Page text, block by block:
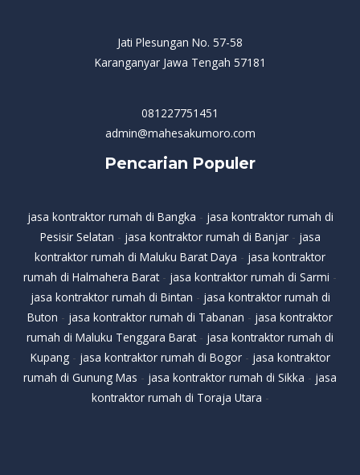
Jati Plesungan No. 57-58
Karanganyar Jawa Tengah 57181
081227751451
admin@mahesakumoro.com
Pencarian Populer
jasa kontraktor rumah di Bangka - jasa kontraktor rumah di
Pesisir Selatan - jasa kontraktor rumah di Banjar- jasa
kontraktor rumah di Maluku Barat Daya - jasa kontraktor
rumah di Halmahera Barat- jasa kontraktor rumah di Sarmi -
jasa kontraktor rumah di Bintan - jasa kontraktor rumah di
Buton - jasa kontraktor rumah di Tabanan - jasa kontraktor
rumah di Maluku Tenggara Barat- jasa kontraktor rumah di
Kupang- jasa kontraktor rumah di Bogor- jasa kontraktor
rumah di Gunung Mas - jasa kontraktor rumah di Sikka - jasa
kontraktor rumah di Toraja Utara -